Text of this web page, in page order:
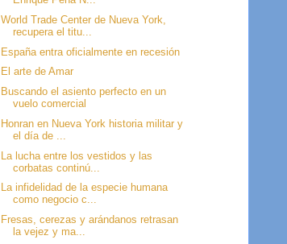
World Trade Center de Nueva York,
recupera el titu...
España entra oficialmente en recesión
El arte de Amar
Buscando el asiento perfecto en un
vuelo comercial
Honran en Nueva York historia militar y
el día de ...
La lucha entre los vestidos y las
corbatas continú...
La infidelidad de la especie humana
como negocio c...
Fresas, cerezas y arándanos retrasan
la vejez y ma...